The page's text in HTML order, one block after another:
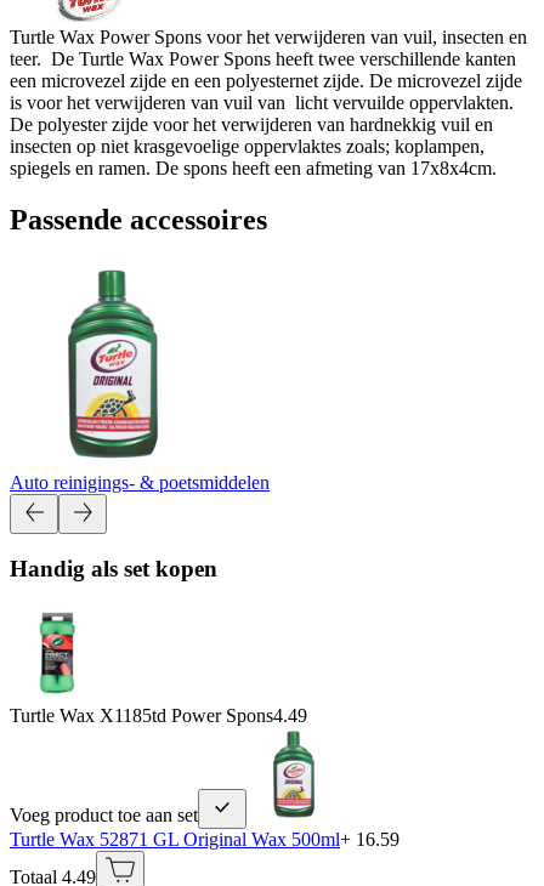
Turtle Wax Power Spons voor het verwijderen van vuil, insecten en
teer. De Turtle Wax Power Spons heeft twee verschillende kanten
een microvezel zijde en een polyesternet zijde. De microvezel zijde
is voor het verwijderen van vuil van licht vervuilde oppervlakten.
De polyester zijde voor het verwijderen van hardnekkig vuil en
insecten op niet krasgevoelige oppervlaktes zoals; koplampen,
spiegels en ramen. De spons heeft een afmeting van 17x8x4cm.
Passende accessoires
Auto reinigings- & poetsmiddelen
Handig als set kopen
Turtle Wax X1185td Power Spons4.49
Voeg product toe aan set
Turtle Wax 52871 GL Original Wax 500ml+ 16.59
Totaal 4.49